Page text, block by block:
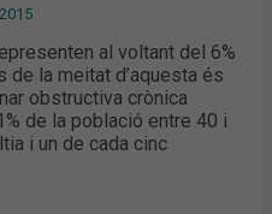
al voltant del 6%
la meitat d’aquesta és
obstructiva crònica
de la població entre 40 i
i un de cada cinc